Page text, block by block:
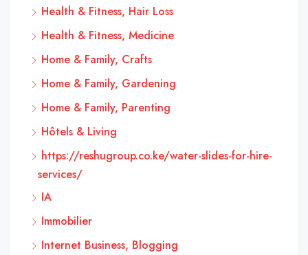
Health & Fitness, Hair Loss
Health & Fitness, Medicine
Home & Family, Crafts
Home & Family, Gardening
Home & Family, Parenting
Hôtels & Living
https://reshugroup.co.ke/water-slides-for-hire-
services/
IA
Immobilier
Internet Business, Blogging